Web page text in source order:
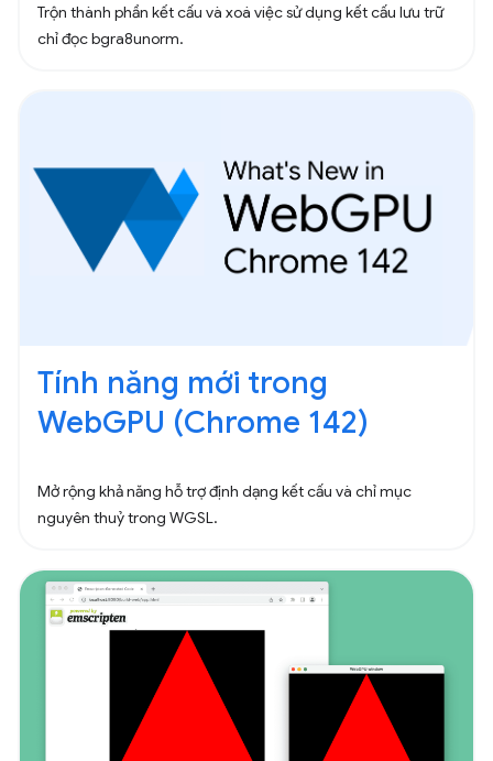
Trộn thành phần kết cấu và xoá việc sử dụng kết cấu lưu trữ
chỉ đọc bgra8unorm.
Tính năng mới trong
WebGPU (Chrome 142)
Mở rộng khả năng hỗ trợ định dạng kết cấu và chỉ mục
nguyên thuỷ trong WGSL.